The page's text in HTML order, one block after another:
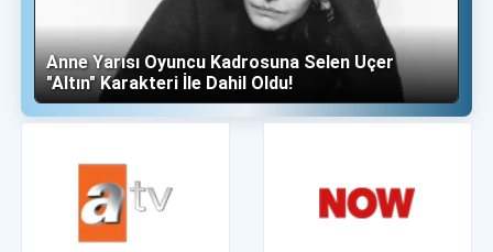
Anne Yarısı Oyuncu Kadrosuna Selen Uçer
"Altın" Karakteri İle Dahil Oldu!